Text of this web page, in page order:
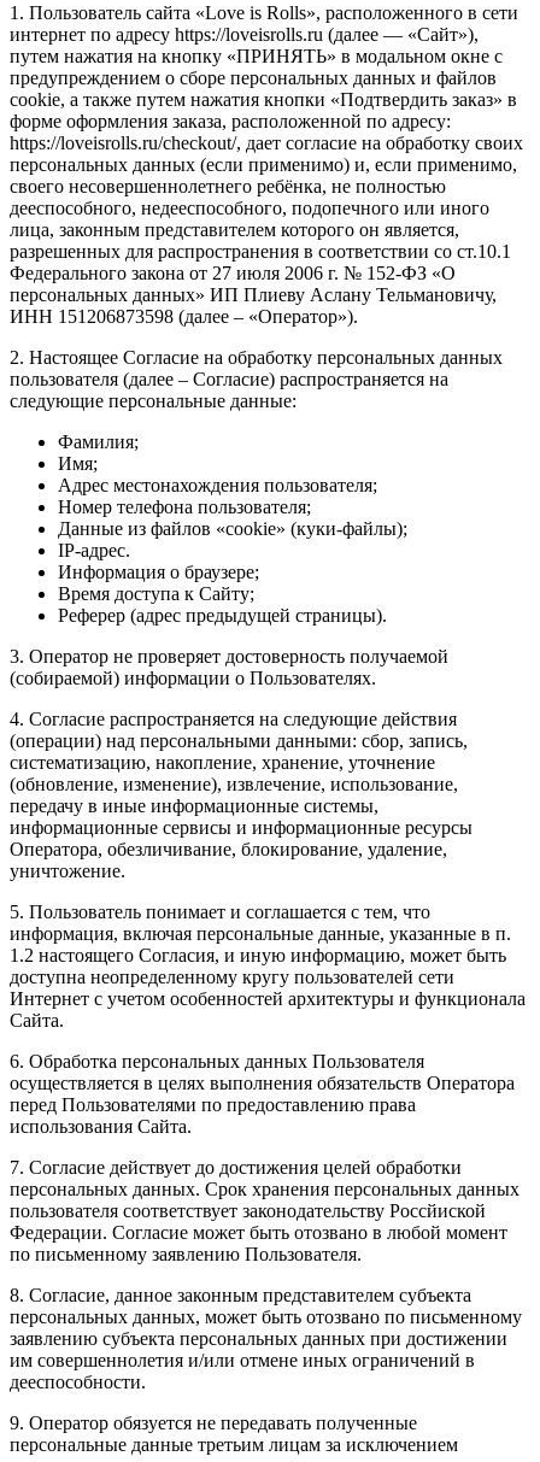
1. Пользователь сайта «Love is Rolls», расположенного в сети
интернет по адресу https://loveisrolls.ru (далее — «Сайт»),
путем нажатия на кнопку «ПРИНЯТЬ» в модальном окне с
предупреждением о сборе персональных данных и файлов
cookie, а также путем нажатия кнопки «Подтвердить заказ» в
форме оформления заказа, расположенной по адресу:
https://loveisrolls.ru/checkout/, дает согласие на обработку своих
персональных данных (если применимо) и, если применимо,
своего несовершеннолетнего ребёнка, не полностью
дееспособного, недееспособного, подопечного или иного
лица, законным представителем которого он является,
разрешенных для распространения в соответствии со ст.10.1
Федерального закона от 27 июля 2006 г. № 152-ФЗ «О
персональных данных» ИП Плиеву Аслану Тельмановичу,
ИНН 151206873598 (далее – «Оператор»).
2. Настоящее Согласие на обработку персональных данных
пользователя (далее – Согласие) распространяется на
следующие персональные данные:
Фамилия;
Имя;
Адрес местонахождения пользователя;
Номер телефона пользователя;
Данные из файлов «cookie» (куки-файлы);
IP-адрес.
Информация о браузере;
Время доступа к Сайту;
Реферер (адрес предыдущей страницы).
3. Оператор не проверяет достоверность получаемой
(собираемой) информации о Пользователях.
4. Согласие распространяется на следующие действия
(операции) над персональными данными: сбор, запись,
систематизацию, накопление, хранение, уточнение
(обновление, изменение), извлечение, использование,
передачу в иные информационные системы,
информационные сервисы и информационные ресурсы
Оператора, обезличивание, блокирование, удаление,
уничтожение.
5. Пользователь понимает и соглашается с тем, что
информация, включая персональные данные, указанные в п.
1.2 настоящего Согласия, и иную информацию, может быть
доступна неопределенному кругу пользователей сети
Интернет с учетом особенностей архитектуры и функционала
Сайта.
6. Обработка персональных данных Пользователя
осуществляется в целях выполнения обязательств Оператора
перед Пользователями по предоставлению права
использования Сайта.
7. Согласие действует до достижения целей обработки
персональных данных. Срок хранения персональных данных
пользователя соответствует законодательству Россйиской
Федерации. Согласие может быть отозвано в любой момент
по письменному заявлению Пользователя.
8. Согласие, данное законным представителем субъекта
персональных данных, может быть отозвано по письменному
заявлению субъекта персональных данных при достижении
им совершеннолетия и/или отмене иных ограничений в
дееспособности.
9. Оператор обязуется не передавать полученные
персональные данные третьим лицам за исключением